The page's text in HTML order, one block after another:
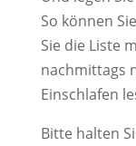
So können
Sie die Liste
nachmittags
Einschlafen
Bitte halten